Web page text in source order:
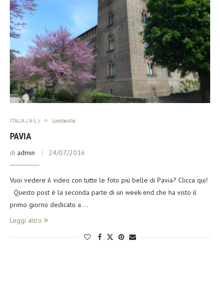
ITALIA ( A-L ) Lombardia
PAVIA
di admin 24/07/2016
Vuoi vedere il video con tutte le foto più belle di Pavia? Clicca qui!
Questo post è la seconda parte di un week-end che ha visto il
primo giorno dedicato a …
Leggi altro